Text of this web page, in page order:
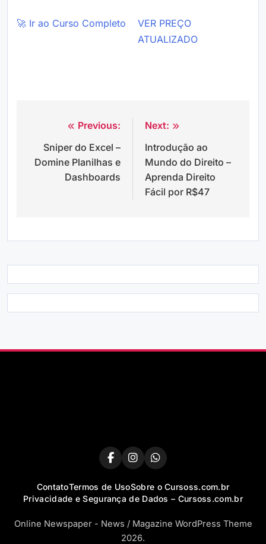
🚀 Ir ao Curso Completo
VER PREÇO
ATUALIZADO
Navegação
Post
Previous:
Sniper do Excel –
Domine Planilhas e
Dashboards
Next:
Introdução ao
Mundo do Direito –
Aprenda Direito
Fácil por R$47
ContatoTermos de UsoSobre o Cursoss.com.br
Privacidade e Segurança de Dados – Cursoss.com.br
Online Newspaper - News / Magazine WordPress Theme
2026.